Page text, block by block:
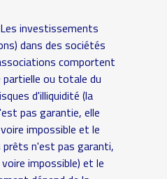
investissements
dans des sociétés
comportent
ou totale du
d'illiquidité (la
pas garantie, elle
impossible et le
n'est pas garanti,
impossible) et le